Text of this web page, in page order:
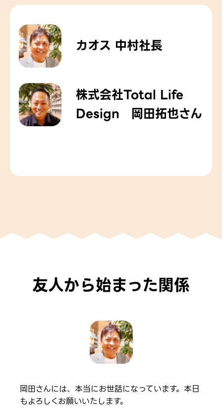
カオス 中村社長
株式会社Total Life
Design 岡田拓也さん
友人から始まった関係
岡田さんには、本当にお世話になっています。本日
もよろしくお願いいたします。